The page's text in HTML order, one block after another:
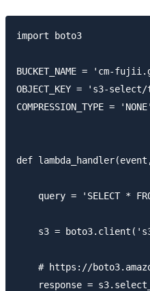
import boto3
BUCKET_NAME = 'cm-
OBJECT_KEY = 's3-
COMPRESSION_TYPE = 'NONE'
def
query = 'SELECT *
s3 =
# https://
response =